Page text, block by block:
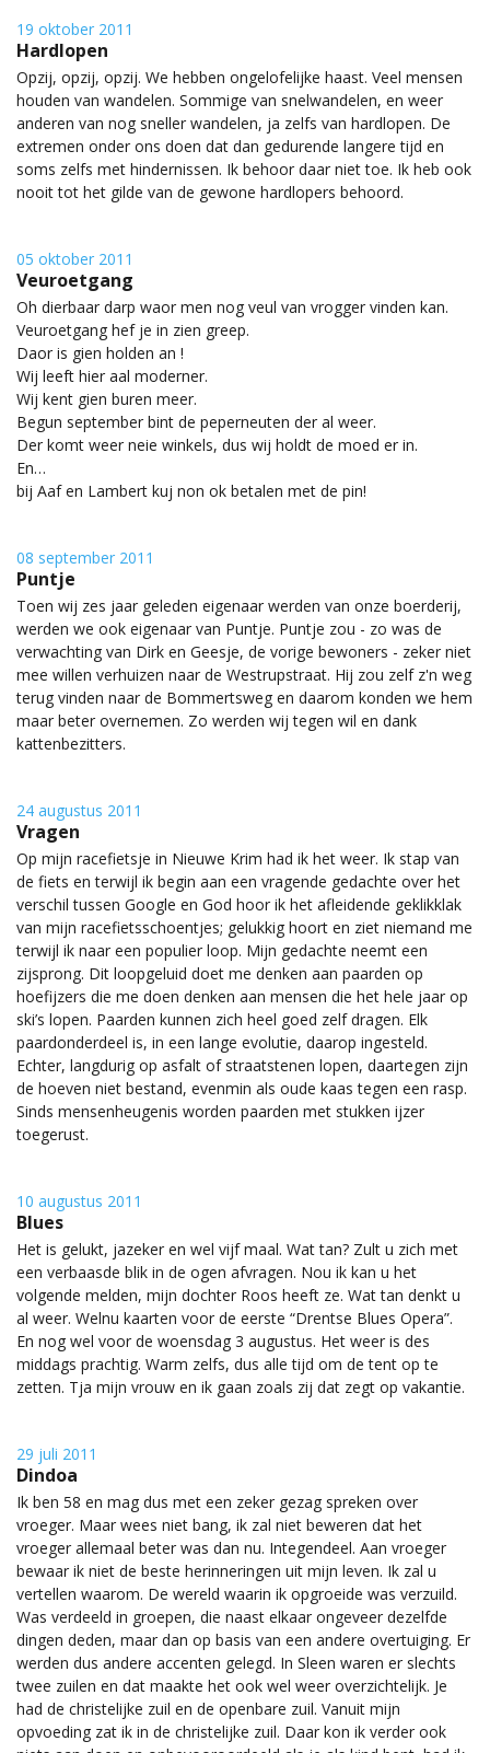
19 oktober 2011
Hardlopen
Opzij, opzij, opzij. We hebben ongelofelijke haast. Veel mensen
houden van wandelen. Sommige van snelwandelen, en weer
anderen van nog sneller wandelen, ja zelfs van hardlopen. De
extremen onder ons doen dat dan gedurende langere tijd en
soms zelfs met hindernissen. Ik behoor daar niet toe. Ik heb ook
nooit tot het gilde van de gewone hardlopers behoord.
05 oktober 2011
Veuroetgang
Oh dierbaar darp waor men nog veul van vrogger vinden kan.
Veuroetgang hef je in zien greep.
Daor is gien holden an !
Wij leeft hier aal moderner.
Wij kent gien buren meer.
Begun september bint de peperneuten der al weer.
Der komt weer neie winkels, dus wij holdt de moed er in.
En…
bij Aaf en Lambert kuj non ok betalen met de pin!
08 september 2011
Puntje
Toen wij zes jaar geleden eigenaar werden van onze boerderij,
werden we ook eigenaar van Puntje. Puntje zou - zo was de
verwachting van Dirk en Geesje, de vorige bewoners - zeker niet
mee willen verhuizen naar de Westrupstraat. Hij zou zelf z'n weg
terug vinden naar de Bommertsweg en daarom konden we hem
maar beter overnemen. Zo werden wij tegen wil en dank
kattenbezitters.
24 augustus 2011
Vragen
Op mijn racefietsje in Nieuwe Krim had ik het weer. Ik stap van
de fiets en terwijl ik begin aan een vragende gedachte over het
verschil tussen Google en God hoor ik het afleidende geklikklak
van mijn racefietsschoentjes; gelukkig hoort en ziet niemand me
terwijl ik naar een populier loop. Mijn gedachte neemt een
zijsprong. Dit loopgeluid doet me denken aan paarden op
hoefijzers die me doen denken aan mensen die het hele jaar op
ski’s lopen. Paarden kunnen zich heel goed zelf dragen. Elk
paardonderdeel is, in een lange evolutie, daarop ingesteld.
Echter, langdurig op asfalt of straatstenen lopen, daartegen zijn
de hoeven niet bestand, evenmin als oude kaas tegen een rasp.
Sinds mensenheugenis worden paarden met stukken ijzer
toegerust.
10 augustus 2011
Blues
Het is gelukt, jazeker en wel vijf maal. Wat tan? Zult u zich met
een verbaasde blik in de ogen afvragen. Nou ik kan u het
volgende melden, mijn dochter Roos heeft ze. Wat tan denkt u
al weer. Welnu kaarten voor de eerste “Drentse Blues Opera”.
En nog wel voor de woensdag 3 augustus. Het weer is des
middags prachtig. Warm zelfs, dus alle tijd om de tent op te
zetten. Tja mijn vrouw en ik gaan zoals zij dat zegt op vakantie.
29 juli 2011
Dindoa
Ik ben 58 en mag dus met een zeker gezag spreken over
vroeger. Maar wees niet bang, ik zal niet beweren dat het
vroeger allemaal beter was dan nu. Integendeel. Aan vroeger
bewaar ik niet de beste herinneringen uit mijn leven. Ik zal u
vertellen waarom. De wereld waarin ik opgroeide was verzuild.
Was verdeeld in groepen, die naast elkaar ongeveer dezelfde
dingen deden, maar dan op basis van een andere overtuiging. Er
werden dus andere accenten gelegd. In Sleen waren er slechts
twee zuilen en dat maakte het ook wel weer overzichtelijk. Je
had de christelijke zuil en de openbare zuil. Vanuit mijn
opvoeding zat ik in de christelijke zuil. Daar kon ik verder ook